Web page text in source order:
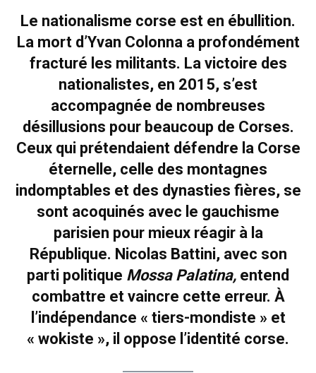
Le nationalisme corse est en ébullition.
La mort d’Yvan Colonna a profondément
fracturé les militants. La victoire des
nationalistes, en 2015, s’est
accompagnée de nombreuses
désillusions pour beaucoup de Corses.
Ceux qui prétendaient défendre la Corse
éternelle, celle des montagnes
indomptables et des dynasties fières, se
sont acoquinés avec le gauchisme
parisien pour mieux réagir à la
République. Nicolas Battini, avec son
parti politique Mossa Palatina, entend
combattre et vaincre cette erreur. À
l’indépendance « tiers-mondiste » et
« wokiste », il oppose l’identité corse.